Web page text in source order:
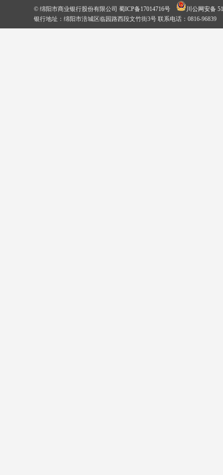
© 绵阳市商业银行股份有限公司 蜀ICP备17014716号
川公网安备
银行地址：绵阳市涪城区临园路西段文竹街3号 联系电话：0816-96839